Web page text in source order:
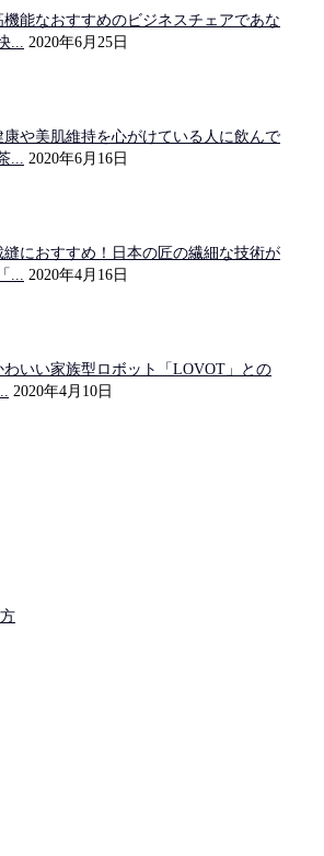
機能なおすすめのビジネスチェアであな
...
2020年6月25日
康や美肌維持を心がけている人に飲んで
...
2020年6月16日
縫におすすめ！日本の匠の繊細な技術が
...
2020年4月16日
わいい家族型ロボット「LOVOT」との
2020年4月10日